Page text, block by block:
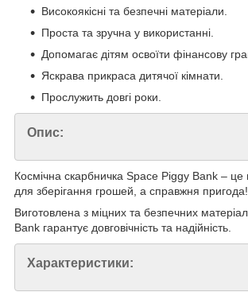
Високоякісні та безпечні матеріали.
Проста та зручна у використанні.
Допомагає дітям освоїти фінансову
Яскрава прикраса дитячої кімнати.
Прослужить довгі роки.
Опис:
Космічна скарбничка Space Piggy Bank – це
для зберігання грошей, а справжня пригода!
Виготовлена з міцних та безпечних
Bank гарантує довговічність та надійність.
Характеристики: